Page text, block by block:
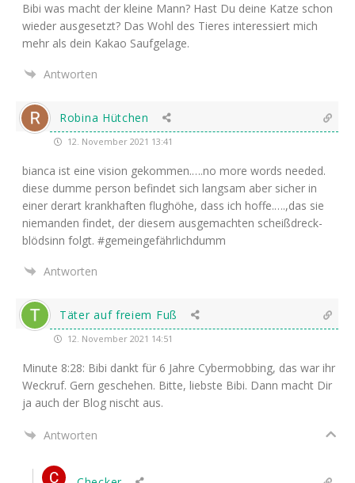
Bibi was macht der klei­ne Mann? Hast Du dei­ne Kat­ze schon
wie­der aus­ge­setzt? Das Wohl des Tie­res inter­es­siert mich
mehr als dein Kakao Saufgelage.
Antworten
Robina Hütchen
12. November 2021 13:41
bian­ca ist eine visi­on gekommen.….no more words nee­ded.
die­se dum­me per­son befin­det sich lang­sam aber sicher in
einer der­art krank­haf­ten flug­hö­he, dass ich hoffe.….,das sie
nie­man­den fin­det, der die­sem aus­ge­mach­ten scheiß­dreck­
blöd­sinn folgt. #gemein­ge­fähr­lich­dumm
Antworten
Täter auf freiem Fuß
12. November 2021 14:51
Minu­te 8:28: Bibi dankt für 6 Jah­re Cyber­mob­bing, das war ihr
Weck­ruf. Gern gesche­hen. Bit­te, liebs­te Bibi. Dann macht Dir
ja auch der Blog nischt aus.
Antworten